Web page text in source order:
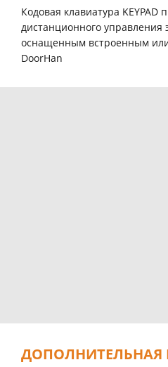
Кодовая клавиатура KEYPAD
дистанционного управления
оснащенным встроенным
DoorHan
ДОПОЛНИТЕЛЬНАЯ